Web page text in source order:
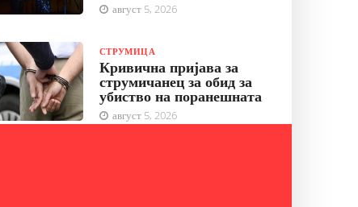
август 5, 2026
СТРУМИЦА
Кривична пријава за
струмичанец за обид за
убиство на поранешната
август 5, 2026